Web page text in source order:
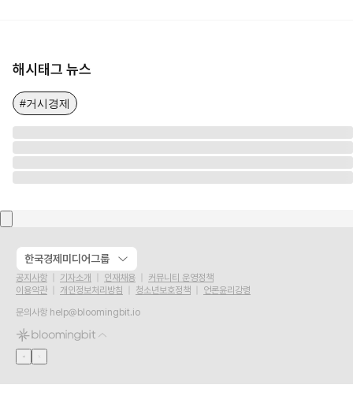
해시태그 뉴스
#거시경제
한국경제미디어그룹
공지사항 기자소개 인재채용
커뮤니티 운영정책
이용약관
개인정보처리방침 청소년보호정책
언론윤리강령
문의사항 help@bloomingbit.io